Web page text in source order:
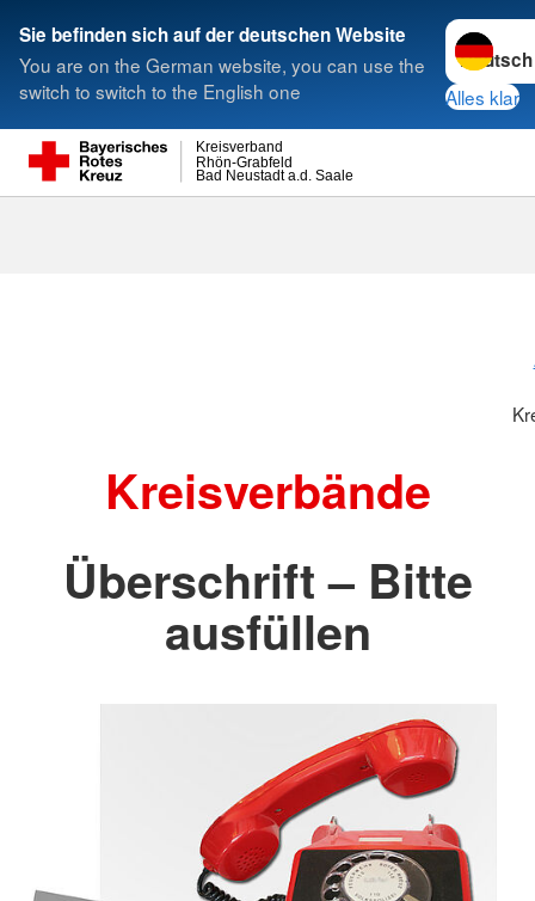
Sie befinden sich auf der deutschen Website
You are on the German website, you can use the
switch to switch to the English one
Sprache
Alles klar
Bad Neustadt a.d. Saale
Rhön-Grabfeld
Kreisverband
Suche
Kreisverbände
Überschrift – Bitte
ausfüllen